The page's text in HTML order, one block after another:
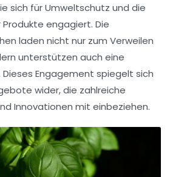
sich für Umweltschutz und die
engagiert. Die
laden nicht nur zum Verweilen
unterstützen auch eine
Dieses Engagement spiegelt sich
wider, die zahlreiche
Innovationen mit einbeziehen.